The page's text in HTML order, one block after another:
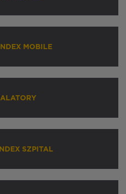
MOBILE
SZPITAL